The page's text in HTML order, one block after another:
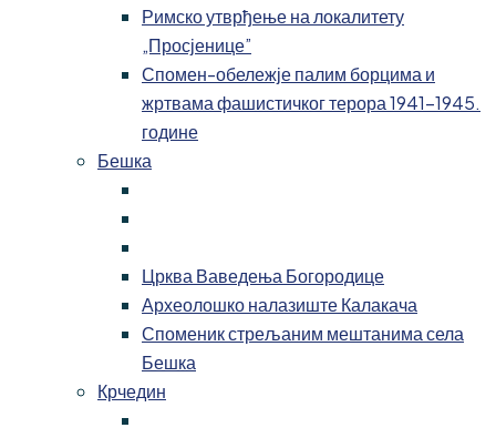
Римско утврђење на локалитету
„Просјенице”
Спомен-обележје палим борцима и
жртвама фашистичког терора 1941-1945.
године
Бешка
Црква Ваведења Богородице
Археолошко налазиште Калакача
Споменик стрељаним мештанима села
Бешка
Крчедин